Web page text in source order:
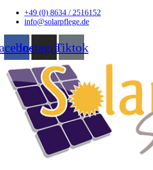
+49 (0) 8634 / 2516152
info@solarpflege.de
InstagramTiktok